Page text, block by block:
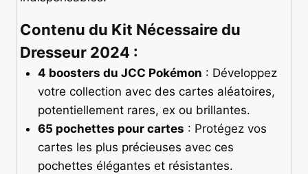
Contenu du Kit Nécessaire du
Dresseur 2024 :
4 boosters du JCC Pokémon : Développez
votre collection avec des cartes aléatoires,
potentiellement rares, ex ou brillantes.
65 pochettes pour cartes : Protégez vos
cartes les plus précieuses avec ces
pochettes élégantes et résistantes.